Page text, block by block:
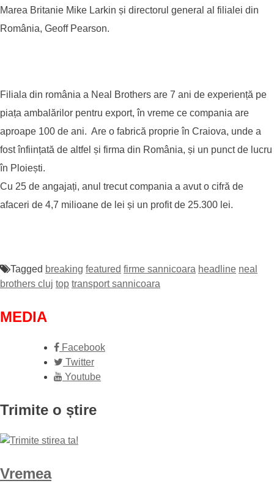
Marea Britanie Mike Larkin și directorul general al filialei din
România, Geoff Pearson.
Filiala din românia a Neal Brothers are 7 ani de experiență pe
piața ambalărilor pentru export, în vreme ce compania are
aproape 100 de ani. Are o fabrică proprie în Craiova, unde a
fost înființată de altfel și firma din România, și un punct de lucru
în Ploiești.
Cu 25 de angajați, anul trecut compania a avut o cifră de
afaceri de 4,7 milioane de lei și un profit de 25.300 lei.
Tagged breaking featured firme sannicoara headline neal
brothers cluj top transport sannicoara
MEDIA
Facebook
Twitter
Youtube
Trimite o știre
Vremea